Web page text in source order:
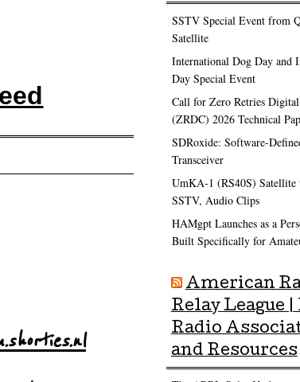
SSTV Special Event from
Satellite
International Dog Day and
Day Special Event
Call for Zero Retries
(ZRDC) 2026 Technical
SDRoxide: Software-
Transceiver
UmKA-1 (RS40S) Satellite
SSTV, Audio Clips
HAMgpt Launches as a
Built Specifically for
American
Relay League |
Radio
and Resources